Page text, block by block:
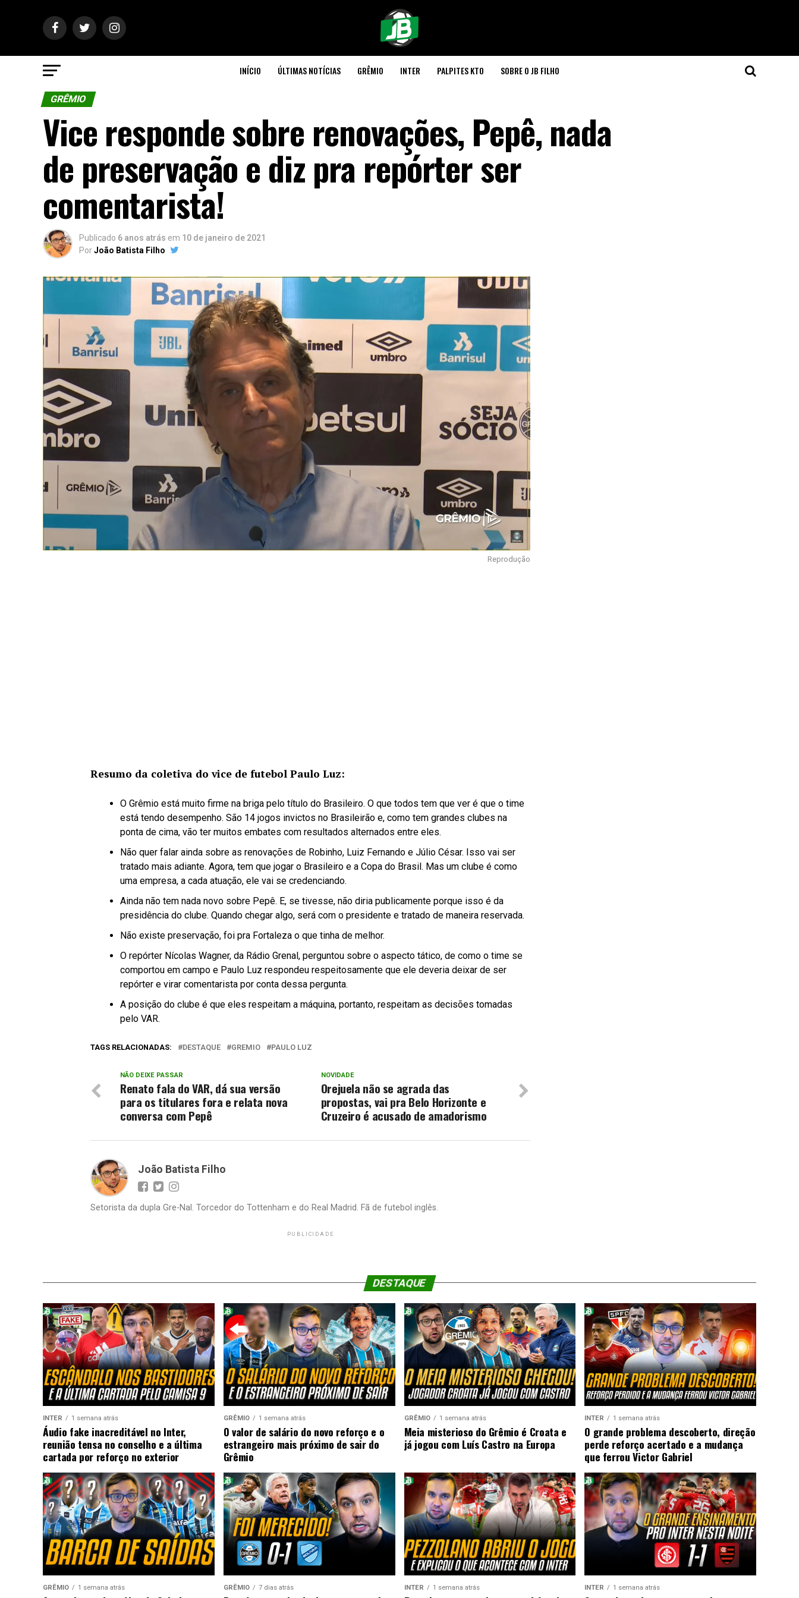
INÍCIO ÚLTIMAS NOTÍCIAS GRÊMIO INTER PALPITES KTO SOBRE O JB FILHO
GRÊMIO
Vice responde sobre renovações, Pepê, nada
de preservação e diz pra repórter ser
comentarista!
Publicado 6 anos atrás em 10 de janeiro de 2021
PorJoão Batista Filho
Reprodução
Resumo da coletiva do vice de futebol Paulo Luz:
O Grêmio está muito firme na briga pelo título do Brasileiro. O que todos tem que ver é que o time
está tendo desempenho. São 14 jogos invictos no Brasileirão e, como tem grandes clubes na
ponta de cima, vão ter muitos embates com resultados alternados entre eles.
Não quer falar ainda sobre as renovações de Robinho, Luiz Fernando e Júlio César. Isso vai ser
tratado mais adiante. Agora, tem que jogar o Brasileiro e a Copa do Brasil. Mas um clube é como
uma empresa, a cada atuação, ele vai se credenciando.
Ainda não tem nada novo sobre Pepê. E, se tivesse, não diria publicamente porque isso é da
presidência do clube. Quando chegar algo, será com o presidente e tratado de maneira reservada.
Não existe preservação, foi pra Fortaleza o que tinha de melhor.
O repórter Nícolas Wagner, da Rádio Grenal, perguntou sobre o aspecto tático, de como o time se
comportou em campo e Paulo Luz respondeu respeitosamente que ele deveria deixar de ser
repórter e virar comentarista por conta dessa pergunta.
A posição do clube é que eles respeitam a máquina, portanto, respeitam as decisões tomadas
pelo VAR.
TAGS RELACIONADAS: DESTAQUE GREMIO PAULO LUZ
NOVIDADE
Orejuela não se agrada das
propostas, vai pra Belo Horizonte e
Cruzeiro é acusado de amadorismo
NÃO DEIXE PASSAR
Renato fala do VAR, dá sua versão
para os titulares fora e relata nova
conversa com Pepê
João Batista Filho
Setorista da dupla Gre-Nal. Torcedor do Tottenham e do Real Madrid. Fã de futebol inglês.
PUBLICIDADE
DESTAQUE
INTER 1 semana atrás
Áudio fake inacreditável no Inter,
reunião tensa no conselho e a última
cartada por reforço no exterior
GRÊMIO 1 semana atrás
O valor de salário do novo reforço e o
estrangeiro mais próximo de sair do
Grêmio
GRÊMIO 1 semana atrás
Meia misterioso do Grêmio é Croata e
já jogou com Luís Castro na Europa
INTER 1 semana atrás
O grande problema descoberto, direção
perde reforço acertado e a mudança
que ferrou Victor Gabriel
GRÊMIO 1 semana atrás GRÊMIO 7 dias atrás INTER 1 semana atrás INTER 1 semana atrás